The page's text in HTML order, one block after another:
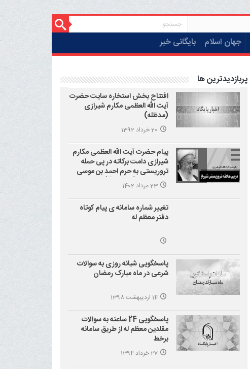
جهان اسلام بایگانی خبر
پربازدیدترین ها
افتتاح بخش استخاره سایت حضرت
آیت الله العظمی مکارم شیرازی
(مدظله)
20 خرداد 1392
پیام حضرت آیت الله العظمی مکارم
شیرازی دامت برکاته در پی حمله
تروریستی به حرم احمد بن موسی
علیه السلام (شاهچراغ)
23 مرداد 1402
تغییر شماره سامانه ی پیام کوتاه
دفتر معظم له
پاسخگویی شبانه روزی به سوالات
شرعی در ماه مبارک رمضان
14 اردیبهشت 1398
پاسخگویی 24 ساعته به سوالات
مقلدین معظم له از طریق سامانه
برخط
27 خرداد 1394